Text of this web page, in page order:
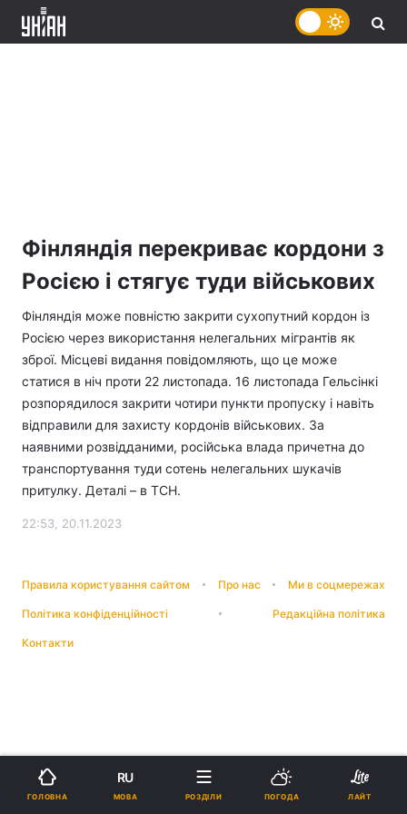
Фінляндія перекриває кордони з
Росією і стягує туди військових
Фінляндія може повністю закрити сухопутний кордон із
Росією через використання нелегальних мігрантів як
зброї. Місцеві видання повідомляють, що це може
статися в ніч проти 22 листопада. 16 листопада Гельсінкі
розпорядилося закрити чотири пункти пропуску і навіть
відправили для захисту кордонів військових. За
наявними розвідданими, російська влада причетна до
транспортування туди сотень нелегальних шукачів
притулку. Деталі – в ТСН.
22:53, 20.11.2023
Правила користування сайтом Про нас Ми в соцмережах
Політика конфіденційності Редакційна політика
Контакти
ГОЛОВНА
RU
МОВА РОЗДІЛИ ПОГОДА ЛАЙТ